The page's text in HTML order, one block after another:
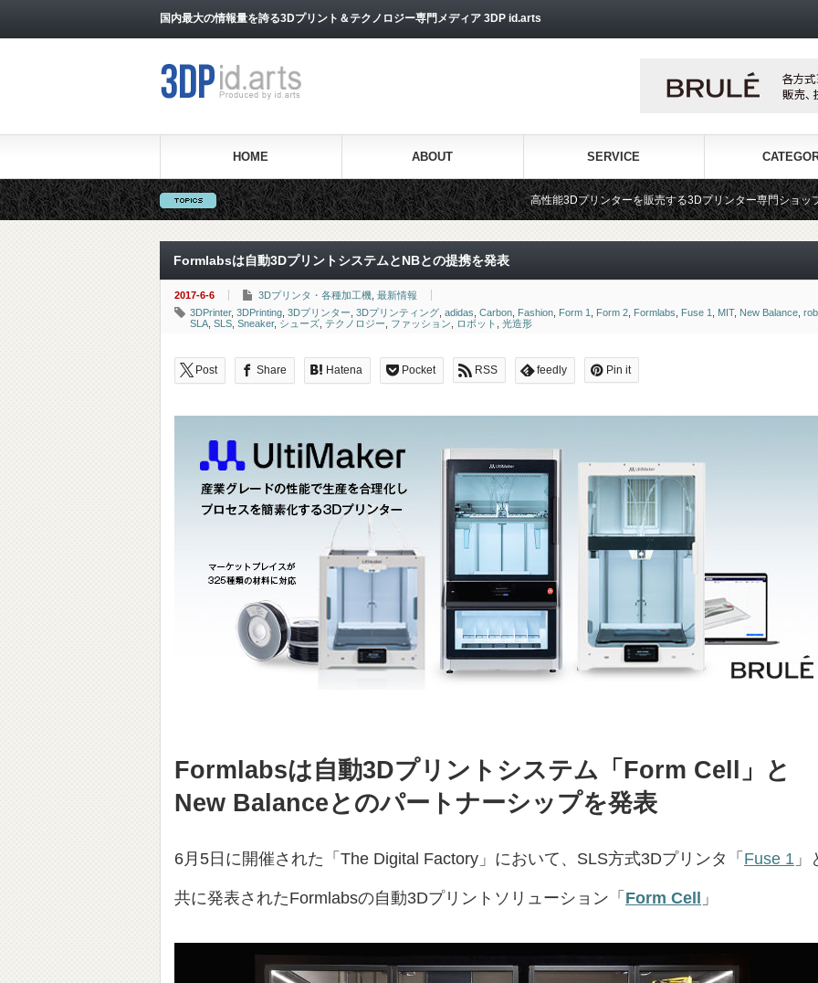
国内最大の情報量を誇る3Dプリント＆テクノロジー専門メディア 3DP id.arts
HOME ABOUT SERVICE
高性能3Dプリンターを販売する3Dプリンター専門ショップ『3DPS id.arts』
Formlabsは自動3DプリントシステムとNBとの提携を発表
2017-6-6 3Dプリンタ・各種加工機 最新情報
3DPrinter, 3DPrinting 3Dプリンター 3Dプリンティング adidas Carbon Fashion Form 1 Form 2 Formlabs Fuse 1 MIT, New Balance
SLA SLS Sneaker, シューズ テクノロジー ファッション ロボット 光造形
Post Share Hatena Pocket RSS feedly Pin it
Formlabsは自動3Dプリントシステム「Form Cell」と
New Balanceとのパートナーシップを発表
6月5日に開催された「The Digital Factory」において、SLS方式3Dプリンタ「 Fuse 1 」
共に発表されたFormlabsの自動3Dプリントソリューション「 Form Cell 」